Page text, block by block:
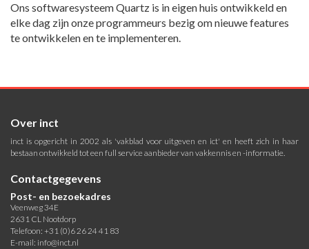
Ons softwaresysteem Quartz is in eigen huis ontwikkeld en
elke dag zijn onze programmeurs bezig om nieuwe features
te ontwikkelen en te implementeren.
Over inct
inct is opgericht in 2002 als 'vakblad voor uitgeven en ict' en heeft zich in haar
bestaan ontwikkeld tot een full service aanbieder van vakkennis en -informatie.
Contactgegevens
Post- en bezoekadres
Veenweg 34E
2631 CL Nootdorp
Telefoon: +31 (0)6 26 24 41 83
E-mail: info@inct.nl